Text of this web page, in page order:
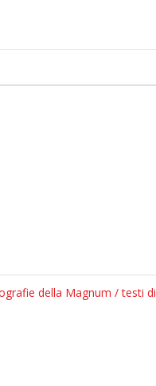
della Magnum / testi